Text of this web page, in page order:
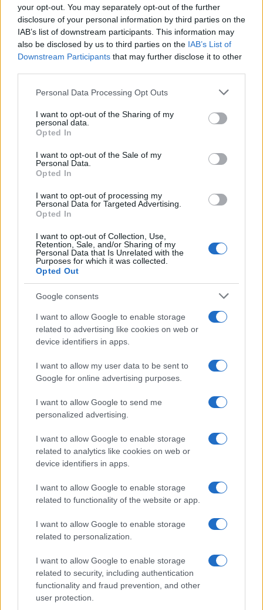
your opt-out. You may separately opt-out of the further
disclosure of your personal information by third parties on the
IAB’s list of downstream participants. This information may
also be disclosed by us to third parties on the IAB’s List of
Downstream Participants that may further disclose it to other
Please note that this website/app uses one or more Google
not limited to your visit or usage behaviour. You may click to
grant or deny consent to Google and its third-party tags to
use your data for below specified purposes in below Google
consent section.
Personal Data Processing Opt Outs
I want to opt-out of the Sharing of my
personal data.
Opted In
I want to opt-out of the Sale of my
Personal Data.
Opted In
I want to opt-out of processing my
Personal Data for Targeted Advertising.
Opted In
I want to opt-out of Collection, Use,
Retention, Sale, and/or Sharing of my
Personal Data that Is Unrelated with the
Purposes for which it was collected.
Opted Out
Google consents
I want to allow Google to enable storage
related to advertising like cookies on web or
device identifiers in apps.
I want to allow my user data to be sent to
Google for online advertising purposes.
I want to allow Google to send me
personalized advertising.
I want to allow Google to enable storage
related to analytics like cookies on web or
device identifiers in apps.
I want to allow Google to enable storage
related to functionality of the website or app.
I want to allow Google to enable storage
related to personalization.
I want to allow Google to enable storage
related to security, including authentication
functionality and fraud prevention, and other
user protection.